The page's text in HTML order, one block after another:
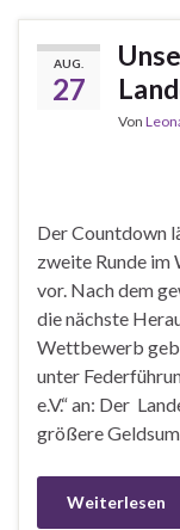
AUG.
27
Von
Der Countdown
zweite Runde
vor. Nach dem
die nächste
Wettbewerb
unter
e.V.“ an: Der
größere
Weiterlesen